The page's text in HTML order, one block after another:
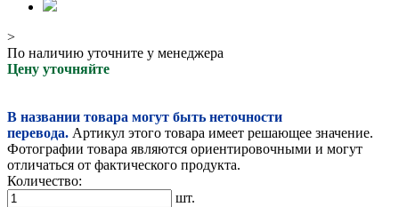
>
По наличию уточните у менеджера
Цену уточняйте
В названии товара могут быть неточности
перевода. Артикул этого товара имеет решающее значение.
Фотографии товара являются ориентировочными и могут
отличаться от фактического продукта.
Количество:
шт.